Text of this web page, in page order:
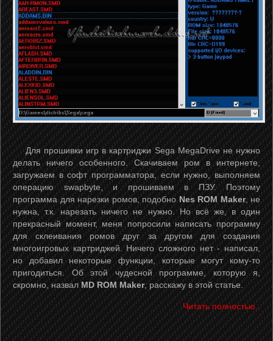
Для прошивки игр в картриджи Sega MegaDrive не нужно
делать ничего особенного. Скачиваем ром в интернете,
загружаем в софт программатора, если нужно, выполняем
операцию swapbyte, и прошиваем в ПЗУ. Поэтому
программа для нарезки ромов, подобно Nes ROM Maker, не
нужна, т.к. нарезать ничего не нужно. Но всё же, в один
прекрасный момент, меня попросили написать программу
для склеивания ромов друг за другом для создания
многоигровых картриджей. Ничего сложного нет - написал,
но добавил некоторые функции, которые могут кому-то
пригодиться. Об этой чудесной программе, которую я,
скромно, назвал MD ROM Maker, расскажу в этой статье.
Читать полностью..